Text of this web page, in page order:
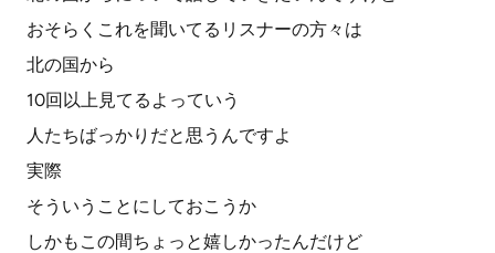
おそらくこれを聞いてるリスナーの方々は
北の国から
10回以上見てるよっていう
人たちばっかりだと思うんですよ
実際
そういうことにしておこうか
しかもこの間ちょっと嬉しかったんだけど